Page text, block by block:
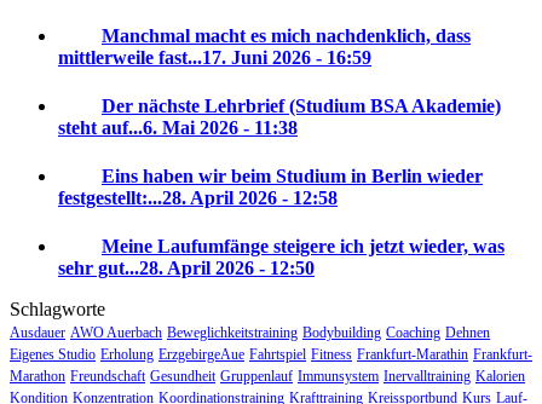
Manchmal macht es mich nachdenklich, dass
mittlerweile fast...17. Juni 2026 - 16:59
Der nächste Lehrbrief (Studium BSA Akademie)
steht auf...6. Mai 2026 - 11:38
Eins haben wir beim Studium in Berlin wieder
festgestellt:...28. April 2026 - 12:58
Meine Laufumfänge steigere ich jetzt wieder, was
sehr gut...28. April 2026 - 12:50
Schlagworte
Ausdauer AWO Auerbach Beweglichkeitstraining Bodybuilding Coaching Dehnen
Eigenes Studio Erholung ErzgebirgeAue Fahrtspiel Fitness Frankfurt-Marathin Frankfurt-
Marathon Freundschaft Gesundheit Gruppenlauf Immunsystem Inervalltraining Kalorien
Kondition Konzentration Koordinationstraining Krafttraining Kreissportbund Kurs Lauf-